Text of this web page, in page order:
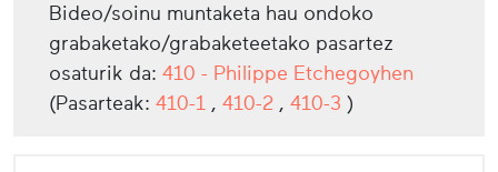
Bideo/soinu muntaketa hau ondoko
grabaketako/grabaketeetako pasartez
osaturik da: 410 - Philippe Etchegoyhen
(Pasarteak: 410-1 , 410-2 , 410-3 )